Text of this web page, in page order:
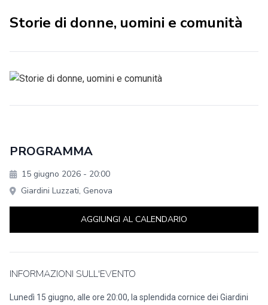
Storie di donne, uomini e comunità
INFORMAZIONI SULL'EVENTO
Lunedì 15 giugno, alle ore 20:00, la splendida cornice dei Giardini
PROGRAMMA
15 giugno 2026 - 20:00
Giardini Luzzati, Genova
AGGIUNGI AL CALENDARIO